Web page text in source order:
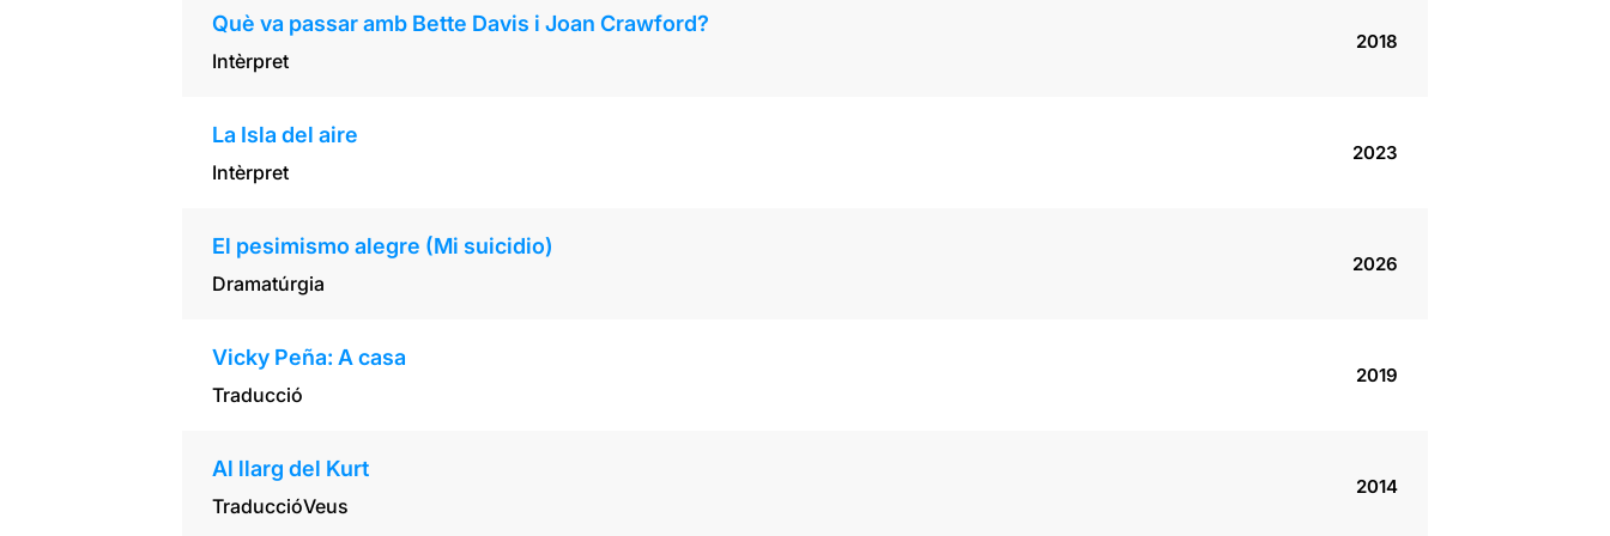
Què va passar amb Bette Davis i Joan Crawford?
Intèrpret
2018
La Isla del aire
Intèrpret
2023
El pesimismo alegre (Mi suicidio)
Dramatúrgia
2026
Vicky Peña: A casa
Traducció
2019
Al llarg del Kurt
TraduccióVeus
2014